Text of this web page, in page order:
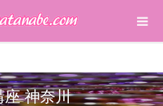
神奈川